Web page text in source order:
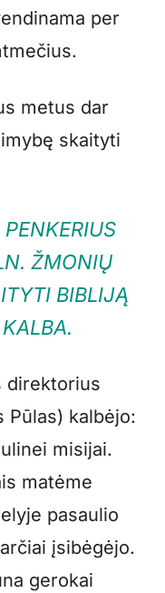
per
metus dar
skaityti
PENKERIUS
ŽMONIŲ
BIBLIJĄ
direktorius
Pūlas) kalbėjo:
misijai.
matėme
pasaulio
įsibėgėjo.
gerokai